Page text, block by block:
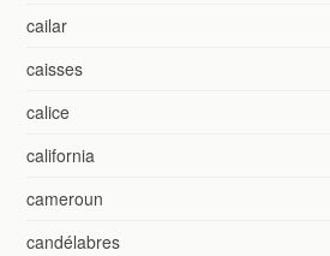
cailar
caisses
calice
california
cameroun
candélabres